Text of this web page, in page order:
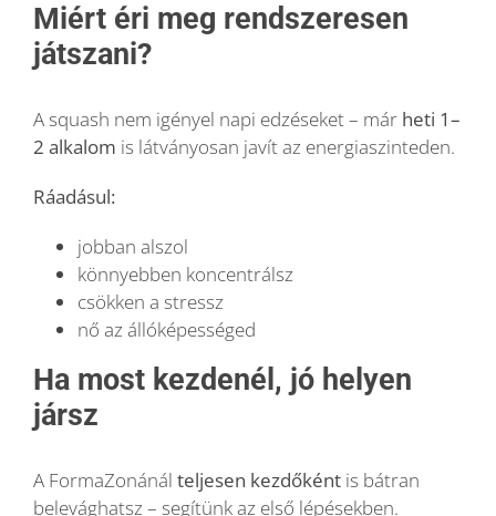
Miért éri meg rendszeresen
játszani?
A squash nem igényel napi edzéseket – már heti 1–
2 alkalom is látványosan javít az energiaszinteden.
Ráadásul:
jobban alszol
könnyebben koncentrálsz
csökken a stressz
nő az állóképességed
Ha most kezdenél, jó helyen
jársz
A FormaZonánál teljesen kezdőkéntis bátran
belevághatsz – segítünk az első lépésekben.